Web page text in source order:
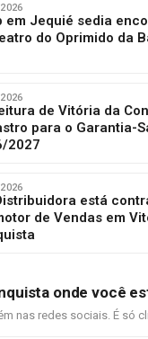
em Jequié sedia
do Oprimido da
de Vitória da
para o Garantia-
2027
está
de Vendas em
onde você
nas redes sociais. É só